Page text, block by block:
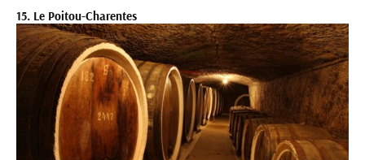
15. Le Poitou-Charentes